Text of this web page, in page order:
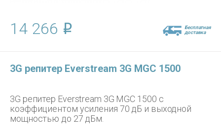
14 266
Бесплатная
доставка
3G репитер Everstream 3G MGC 1500
3G репитер Everstream 3G MGC 1500 с
коэффициентом усиления 70 дБ и выходной
мощностью до 27 дБм.